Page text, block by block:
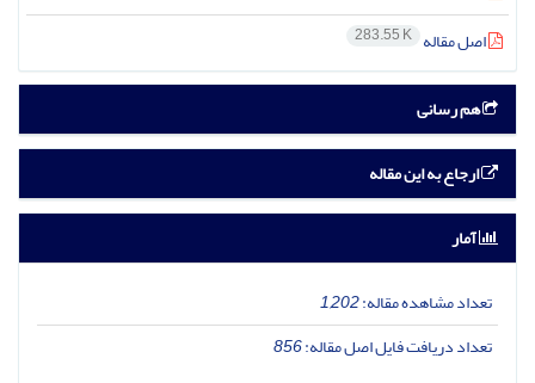
اصل مقاله 283.55 K
هم رسانی
ارجاع به این مقاله
آمار
تعداد مشاهده مقاله:1,202
تعداد دریافت فایل اصل مقاله:856